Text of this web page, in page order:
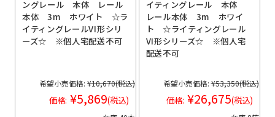
ングレール 本体 レール
本体 3m ホワイト ☆ラ
イティングレールVI形シリ
ーズ☆ ※個人宅配送不可
希望小売価格: ¥10,670(税込)
価格: ¥5,869(税込)
イティングレール 本体
レール本体 3m ホワイ
ト ☆ライティングレール
VI形シリーズ☆ ※個人宅
配送不可
希望小売価格: ¥53,350(税込)
価格: ¥26,675(税込)